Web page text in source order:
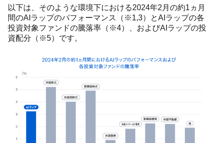
以下は、そのような環境下における2024年2月の約1ヵ月
間のAIラップのパフォーマンス（※1,3）とAIラップの各
投資対象ファンドの騰落率（※4）、およびAIラップの投
資配分（※5）です。